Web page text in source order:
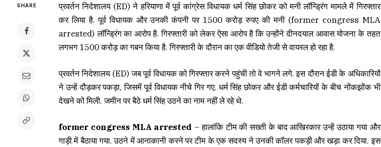
SHARE
प्रवर्तन निदेशालय (ED) ने हरियाणा में पूर्व कांग्रेस विधायक धर्म सिंह छोकर को मनी लॉन्ड्रिंग मामले में गिरफ्तार
कर लिया है. पूर्व विधायक और उनकी कंपनी पर 1500 करोड़ रुपए की मनी (former congress MLA
arrested) लॉन्ड्रिंग का आरोप है. गिरफ्तारी को लेकर ऐसा आरोप है कि उन्होंने दीनदयाल आवास योजना के तहत
लगभग 1500 करोड़ का गबन किया है. गिरफ्तारी के दौरान का एक वीडियो तेजी से वायरल हो रहा है.
प्रवर्तन निदेशालय (ED) जब पूर्व विधायक को गिरफ्तार करने पहुंची तो वे भागने लगे. इस दौरान ईडी के अधिकारियों
ने उन्हें दौड़कर पकड़ा, जिसमें पूर्व विधायक नीचे गिर गए. धर्म सिंह छोकर और ईडी कर्मचारियों के बीच नोंकझोंक भी
देखने को मिली. जमीन पर बैठे धर्म सिंह उठने का नाम नहीं ले रहे थे.
former congress MLA arrested – हालांकि टीम की सख्ती के बाद आखिरकार उन्हें उठाया गया और
गाड़ी में बैठाया गया. उठने में आनाकानी करने पर टीम के एक सदस्य ने उनकी कॉलर पकड़ी और खड़ा कर दिया. इस